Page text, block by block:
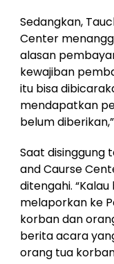
Sedangkan,
Center
alasan
kewajiban
itu bisa
mendapatkan
belum
Saat disinggung
and Caurse
ditengahi.
melaporkan ke
korban dan
berita acara
orang tua